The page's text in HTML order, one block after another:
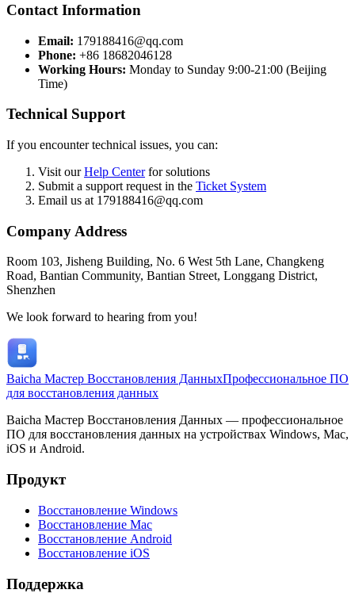
Contact Information
Email: 179188416@qq.com
Phone: +86 18682046128
Working Hours: Monday to Sunday 9:00-21:00 (Beijing
Time)
Technical Support
If you encounter technical issues, you can:
Visit ourHelp Centerfor solutions
Submit a support request in the Ticket System
Email us at 179188416@qq.com
Company Address
Room 103, Jisheng Building, No. 6 West 5th Lane, Changkeng
Road, Bantian Community, Bantian Street, Longgang District,
Shenzhen
We look forward to hearing from you!
Baicha Мастер Восстановления ДанныхПрофессиональное ПО
для восстановления данных
Baicha Мастер Восстановления Данных — профессиональное
ПО для восстановления данных на устройствах Windows, Mac,
iOS и Android.
Продукт
Восстановление Windows
Восстановление Mac
Восстановление Android
Восстановление iOS
Поддержка